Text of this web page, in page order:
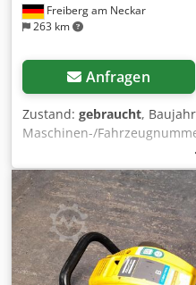
Freiberg am Neckar
263 km
Anfragen
Zustand: gebraucht,
Maschinen-/
Focus PF4000-C-HW ist die
effiziente
Aoulaxzediof Wir bieten
zusammen mit der dazu
ETP ST32-10-I06.
Steuergerät: Power Focus